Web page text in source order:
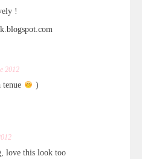
!
2012
tenue
)
love this look too